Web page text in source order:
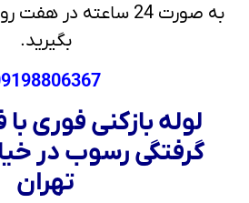
به صورت 24 ساعته در
بگیرید.
لوله بازکنی فوری با
گرفتگی رسوب در
تهران